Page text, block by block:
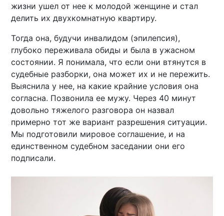
жизни ушел от нее к молодой женщине и стал
делить их двухкомнатную квартиру.
Тогда она, будучи инвалидом (эпилепсия),
глубоко переживала обиды и была в ужасном
состоянии. Я понимала, что если они втянутся в
судебные разборки, она может их и не пережить.
Выяснила у нее, на какие крайние условия она
согласна. Позвонила ее мужу. Через 40 минут
довольно тяжелого разговора он назвал
примерно тот же вариант разрешения ситуации.
Мы подготовили мировое соглашение, и на
единственном судебном заседании они его
подписали.